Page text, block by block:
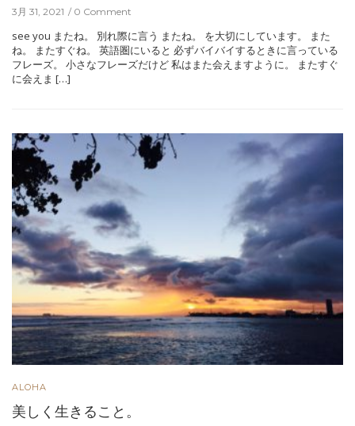
3月 31, 2021 0 Comment
see you またね。 別れ際に言う またね。 を大切にしています。 また
ね。 またすぐね。 英語圏にいると 必ずバイバイするときに言っている
フレーズ。 小さなフレーズだけど 私はまた会えますように。 またすぐ
に会えま […]
ALOHA
美しく生きること。